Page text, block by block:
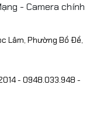
- Camera chính
Lâm, Phường Bồ Đề,
- 0948.033.948 -